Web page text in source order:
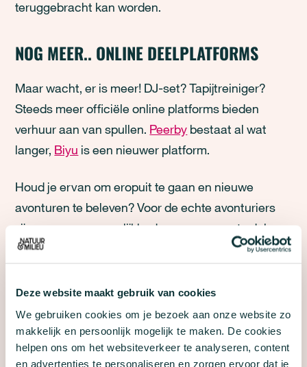
Deze website maakt gebruik van cookies
We gebruiken cookies om je bezoek aan onze website zo
makkelijk en persoonlijk mogelijk te maken. De cookies
helpen ons om het websiteverkeer te analyseren, content
en advertenties te personaliseren en zorgen ervoor dat je
teruggebracht kan worden.
NOG MEER.. ONLINE DEELPLATFORMS
Maar wacht, er is meer! DJ-set? Tapijtreiniger?
Steeds meer officiële online platforms bieden
verhuur aan van spullen. Peerby bestaat al wat
langer, Biyu is een nieuwer platform.
Houd je ervan om eropuit te gaan en nieuwe
avonturen te beleven? Voor de echte avonturiers
zijn er genoeg mogelijkheden om vervoer te delen,
van auto’s en scooters tot zelfs bakfietsen.
Wil je een stapje verder op de ladder
ONTVANG 2 WEKEN INSPIRATIE IN JE INBOX!